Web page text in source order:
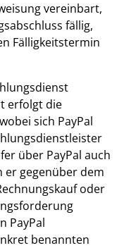
vereinbart,
fällig,
Fälligkeitstermin
erfolgt die
sich PayPal
über PayPal auch
er gegenüber dem
oder
PayPal
benannten